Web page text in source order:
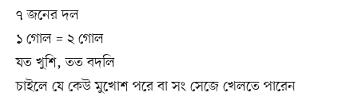
৭ জনের দল
১ গোল = ২ গোল
যত খুশি, তত বদলি
চাইলে যে কেউ মুখোশ পরে বা সং সেজে খেলতে পারেন